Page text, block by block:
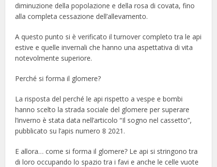
diminuzione della popolazione e della rosa di covata, fino
alla completa cessazione dell’allevamento.
A questo punto si è verificato il turnover completo tra le api
estive e quelle invernali che hanno una aspettativa di vita
notevolmente superiore.
Perché si forma il glomere?
La risposta del perché le api rispetto a vespe e bombi
hanno scelto la strada sociale del glomere per superare
l’inverno è stata data nell’articolo “Il sogno nel cassetto”,
pubblicato su l’apis numero 8 2021.
E allora… come si forma il glomere? Le api si stringono tra
di loro occupando lo spazio tra i favi e anche le celle vuote